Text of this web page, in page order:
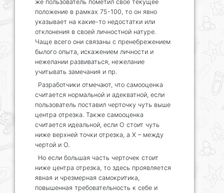
же пользователь пометил свое текущее
положение в рамках 75-100, то он явно
указывает на какие-то недостатки или
отклонения в своей личностной натуре.
Чаще всего они связаны с пренебрежением
былого опыта, искажением личности и
нежелании развиваться, нежелание
учитывать замечания и пр.
Разработчики отмечают, что самооценка
считается нормальной и адекватной, если
пользователь поставил черточку чуть выше
центра отрезка. Также самооценка
считается идеальной, если О стоит чуть
ниже верхней точки отрезка, а Х – между
чертой и О.
Но если большая часть черточек стоит
ниже центра отрезка, то здесь проявляется
явная и чрезмерная самокритика,
повышенная требовательность к себе и